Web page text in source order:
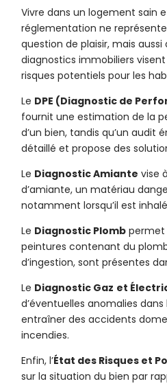
Vivre dans un logement sain
réglementation ne
question de plaisir, mais
diagnostics immobiliers
risques potentiels pour les
Le DPE (Diagnostic de
fournit une estimation de la
d’un bien, tandis qu’un audit
détaillé et propose des
Le Diagnostic Amiante vise
d’amiante, un matériau
notamment lorsqu’il est
Le Diagnostic Plomb permet
peintures contenant du
d’ingestion, sont présentes
Le Diagnostic Gaz et
d’éventuelles anomalies
entraîner des accidents
incendies.
Enfin, l’État des Risques et
sur la situation du bien par